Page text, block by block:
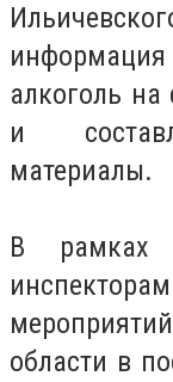
алкоголь
и
материалы.
В рамках
области в